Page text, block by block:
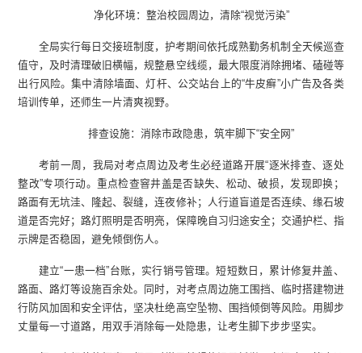
净化环境：整治校园周边，清除“视觉污染”
全局实行每日交接班制度，护考期间依托成熟勤务机制全天候巡查
值守，及时清理破旧横幅，规整悬空线缆，最大限度消除拥堵、磕碰等
出行风险。集中清除墙面、灯杆、公交站台上的“牛皮癣”小广告及各类
培训传单，还师生一片清爽视野。
排查设施：消除市政隐患，筑牢脚下“安全网”
考前一周，我局对考点周边及考生必经道路开展“逐米排查、逐处
整改”专项行动。重点检查窨井盖是否缺失、松动、破损，发现即换；
路面有无坑洼、隆起、裂缝，连夜修补；人行道盲道是否连续、缘石坡
道是否完好；路灯照明是否明亮，保障晚自习归途安全；交通护栏、指
示牌是否稳固，避免倾倒伤人。
建立“一患一档”台账，实行销号管理。短短数日，累计修复井盖、
路面、路灯等设施百余处。同时，对考点周边施工围挡、临时搭建物进
行防风加固和安全评估，坚决杜绝高空坠物、围挡倾倒等风险。用脚步
丈量每一寸道路，用双手消除每一处隐患，让考生脚下步步坚实。